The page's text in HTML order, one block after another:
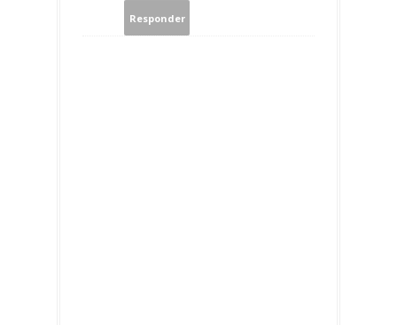
Responder